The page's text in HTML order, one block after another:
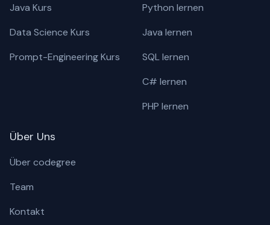
Java Kurs
Data Science Kurs
Prompt-Engineering Kurs
Python lernen
Java lernen
SQL lernen
C# lernen
PHP lernen
Über Uns
Über codegree
Team
Kontakt